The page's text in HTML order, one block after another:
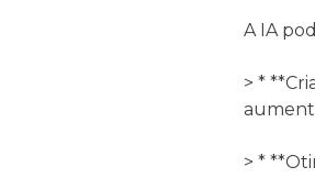
A IA
> *
> *